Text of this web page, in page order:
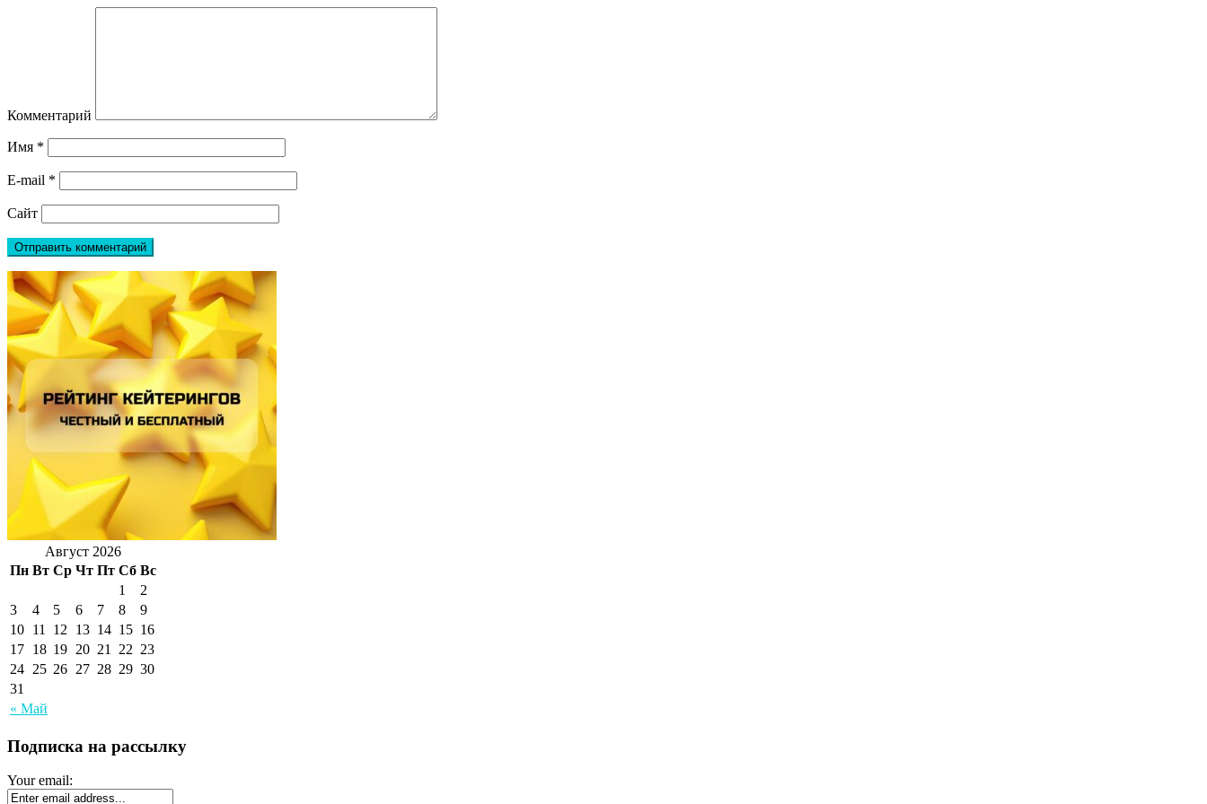
Комментарий
Имя *
E-mail *
Сайт
Август 2026
Пн Вт Ср Чт Пт Сб Вс
« Май
1
2
3
4 5 6 7 8
9
10 11 12 13 14 15 16
17 18 19 20 21 22 23
24 25 26 27 28 29 30
31
Подписка на рассылку
Your email: